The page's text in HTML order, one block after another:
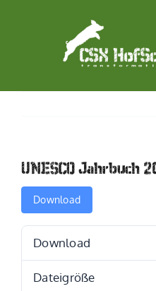
UNESCO Jahrbuch
Download
Download
Dateigröße